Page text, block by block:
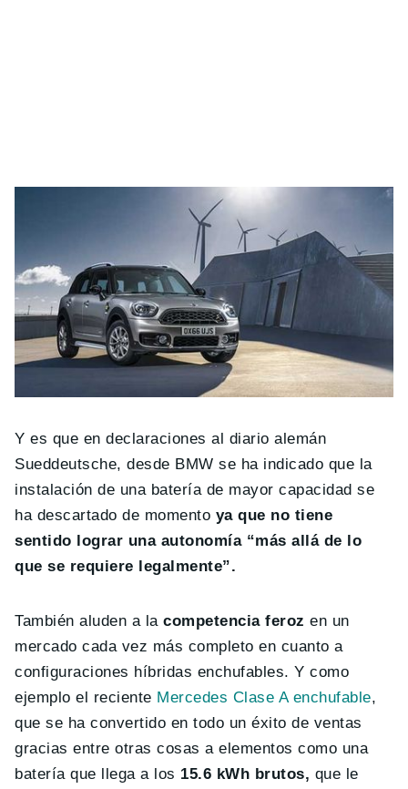
Y es que en declaraciones al diario alemán
Sueddeutsche, desde BMW se ha indicado que la
instalación de una batería de mayor capacidad se
ha descartado de momento ya que no tiene
sentido lograr una autonomía “más allá de lo
que se requiere legalmente”.
También aluden a lacompetencia feroz en un
mercado cada vez más completo en cuanto a
configuraciones híbridas enchufables. Y como
ejemplo el reciente Mercedes Clase A enchufable,
que se ha convertido en todo un éxito de ventas
gracias entre otras cosas a elementos como una
batería que llega a los 15.6 kWh brutos, que le